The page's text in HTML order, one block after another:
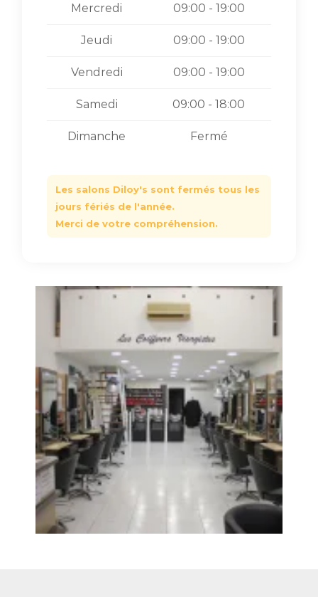
Mercredi 09:00 - 19:00
Jeudi 09:00 - 19:00
Vendredi 09:00 - 19:00
Samedi 09:00 - 18:00
Dimanche Fermé
Les salons Diloy's sont fermés tous les
jours fériés de l'année.
Merci de votre compréhension.